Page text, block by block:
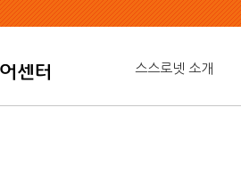
스스로넷 소개